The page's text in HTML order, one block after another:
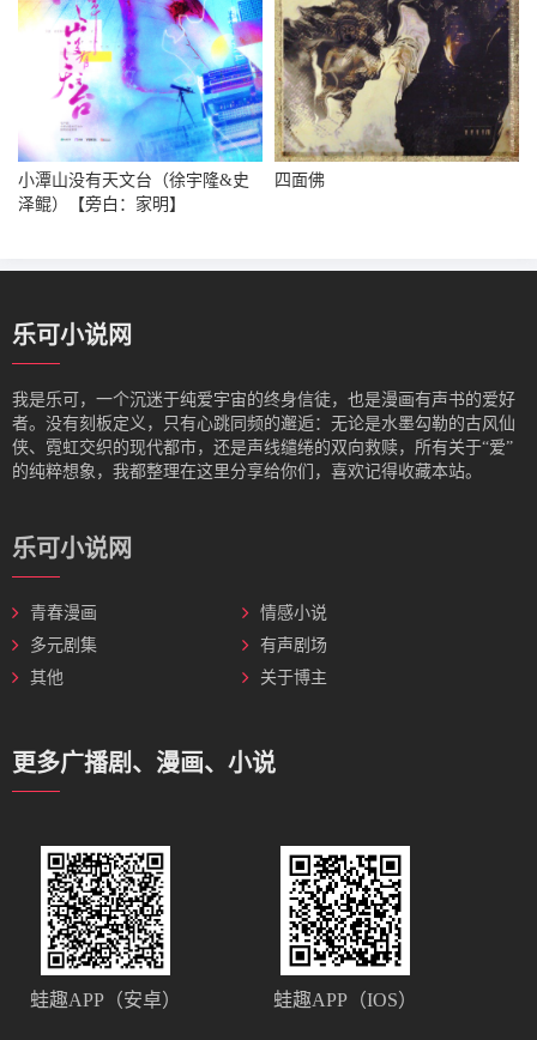
小潭山没有天文台（徐宇隆&史
泽鲲）【旁白：家明】
四面佛
乐可小说网
我是‌乐可，一个沉迷于纯爱宇宙的终身信徒，也是漫画有声书的爱好
者。没有刻板定义，只有心跳同频的邂逅：无论是水墨勾勒的古风仙
侠、霓虹交织的现代都市，还是声线缱绻的双向救赎，所有关于“爱”
的纯粹想象，我都整理在这里分享给你们，喜欢记得收藏本站。
乐可小说网
青春漫画
情感小说
多元剧集
有声剧场
其他
关于博主
更多广播剧、漫画、小说
蛙趣APP（安卓） 蛙趣APP（IOS）